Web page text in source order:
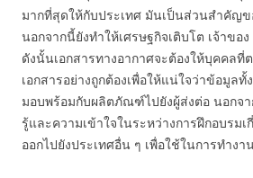
มากที่สุดให้กับประเทศ มันเป็นส่วนสำคัญ
นอกจากนี้ยังทำให้เศรษฐกิจเติบโต เจ้าขอ
ดังนั้นเอกสารทางอากาศจะต้องให้บุคคลที่
เอกสารอย่างถูกต้องเพื่อให้แน่ใจว่าข้อมูล
มอบพร้อมกับผลิตภัณฑ์ไปยังผู้ส่งต่อ นอกจา
รู้และความเข้าใจในระหว่างการฝึกอบรมเ
ออกไปยังประเทศอื่น ๆ เพื่อใช้ในการทำงา